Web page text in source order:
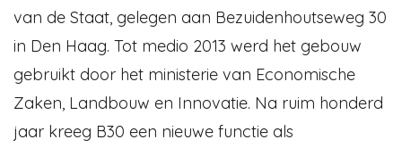
van de Staat, gelegen aan Bezuidenhoutseweg 30
in Den Haag. Tot medio 2013 werd het gebouw
gebruikt door het ministerie van Economische
Zaken, Landbouw en Innovatie. Na ruim honderd
jaar kreeg B30 een nieuwe functie als